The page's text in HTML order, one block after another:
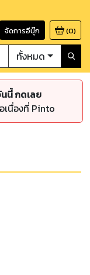
จัดการอีบุ๊ก (0)
ทั้งหมด
นี้ กดเลย
เนื่องที่ Pinto